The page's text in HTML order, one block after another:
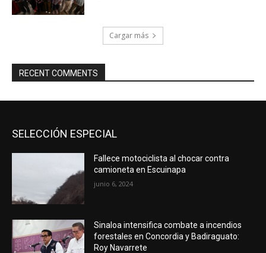
Cargar más
RECENT COMMENTS
SELECCIÓN ESPECIAL
Fallece motociclista al chocar contra
camioneta en Escuinapa
junio 6, 2024
Sinaloa intensifica combate a incendios
forestales en Concordia y Badiraguato:
Roy Navarrete